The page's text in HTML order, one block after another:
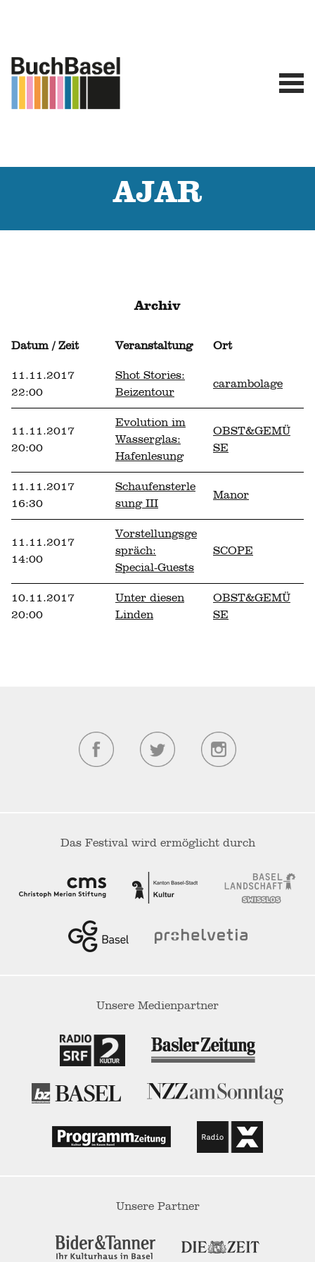
AJAR
Archiv
Datum / Zeit Veranstaltung Ort
11.11.2017
22:00
Shot Stories:
Beizentour
carambolage
11.11.2017
20:00
Evolution im
Wasserglas:
Hafenlesung
OBST&GEMÜ
SE
11.11.2017
16:30
Schaufensterle
sung III
Manor
11.11.2017
14:00
Vorstellungsge
spräch:
Special-Guests
SCOPE
10.11.2017
20:00
Unter diesen
Linden
OBST&GEMÜ
SE
Das Festival wird ermöglicht durch
Unsere Medienpartner
Unsere Partner